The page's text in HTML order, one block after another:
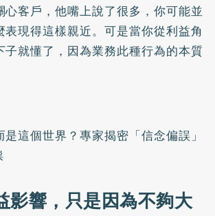
心客戶，他嘴上說了很多，你可能並
表現得這樣親近。可是當你從利益角
子就懂了，因為業務此種行為的本質
這個世界？專家揭密「信念偏誤」
影響，只是因為不夠大